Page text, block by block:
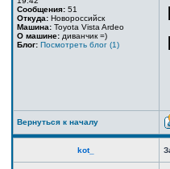
Сообщения: 51
Откуда: Новороссийск
Машина: Toyota Vista Ardeo
О машине: диванчик =)
Блог: Посмотреть блог (1)
Вернуться к началу
kot_